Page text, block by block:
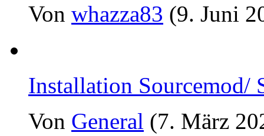
Von whazza83 (9. Juni
Installation Sourcemod/
Von General (7. März